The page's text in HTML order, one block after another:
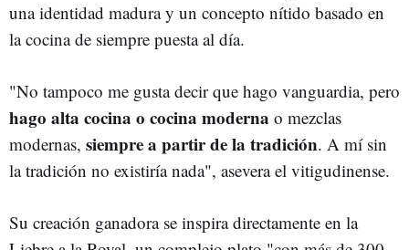
una identidad madura y un concepto nítido basado en
la cocina de siempre puesta al día.
"No tampoco me gusta decir que hago vanguardia, pero
hago alta cocina o cocina moderna o mezclas
modernas, siempre a partir de la tradición. A mí sin
la tradición no existiría nada", asevera el vitigudinense.
Su creación ganadora se inspira directamente en la